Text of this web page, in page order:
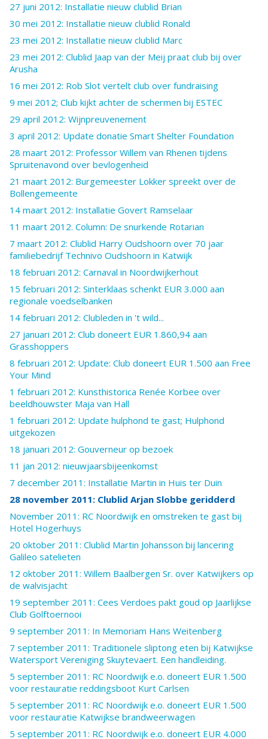
27 juni 2012: Installatie nieuw clublid Brian
30 mei 2012: Installatie nieuw clublid Ronald
23 mei 2012: Installatie nieuw clublid Marc
23 mei 2012: Clublid Jaap van der Meij praat club bij over
Arusha
16 mei 2012: Rob Slot vertelt club over fundraising
9 mei 2012; Club kijkt achter de schermen bij ESTEC
29 april 2012: Wijnpreuvenement
3 april 2012: Update donatie Smart Shelter Foundation
28 maart 2012: Professor Willem van Rhenen tijdens
Spruitenavond over bevlogenheid
21 maart 2012: Burgemeester Lokker spreekt over de
Bollengemeente
14 maart 2012: Installatie Govert Ramselaar
11 maart 2012. Column: De snurkende Rotarian
7 maart 2012: Clublid Harry Oudshoorn over 70 jaar
familiebedrijf Technivo Oudshoorn in Katwijk
18 februari 2012: Carnaval in Noordwijkerhout
15 februari 2012: Sinterklaas schenkt EUR 3.000 aan
regionale voedselbanken
14 februari 2012: Clubleden in 't wild...
27 januari 2012: Club doneert EUR 1.860,94 aan
Grasshoppers
8 februari 2012: Update: Club doneert EUR 1.500 aan Free
Your Mind
1 februari 2012: Kunsthistorica Renée Korbee over
beeldhouwster Maja van Hall
1 februari 2012: Update hulphond te gast; Hulphond
uitgekozen
18 januari 2012: Gouverneur op bezoek
11 jan 2012: nieuwjaarsbijeenkomst
7 december 2011: Installatie Martin in Huis ter Duin
28 november 2011: Clublid Arjan Slobbe geridderd
November 2011: RC Noordwijk en omstreken te gast bij
Hotel Hogerhuys
20 oktober 2011: Clublid Martin Johansson bij lancering
Galileo satelieten
12 oktober 2011: Willem Baalbergen Sr. over Katwijkers op
de walvisjacht
19 september 2011: Cees Verdoes pakt goud op Jaarlijkse
Club Golftoernooi
9 september 2011: In Memoriam Hans Weitenberg
7 september 2011: Traditionele sliptong eten bij Katwijkse
Watersport Vereniging Skuytevaert. Een handleiding.
5 september 2011: RC Noordwijk e.o. doneert EUR 1.500
voor restauratie reddingsboot Kurt Carlsen
5 september 2011: RC Noordwijk e.o. doneert EUR 1.500
voor restauratie Katwijkse brandweerwagen
5 september 2011: RC Noordwijk e.o. doneert EUR 4.000